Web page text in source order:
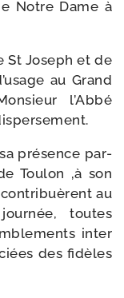
Notre Dame à
St Joseph et de
au Grand
l’Abbé
pré­sence par­
Toulon ‚à son
au
toutes
inter
des fidèles